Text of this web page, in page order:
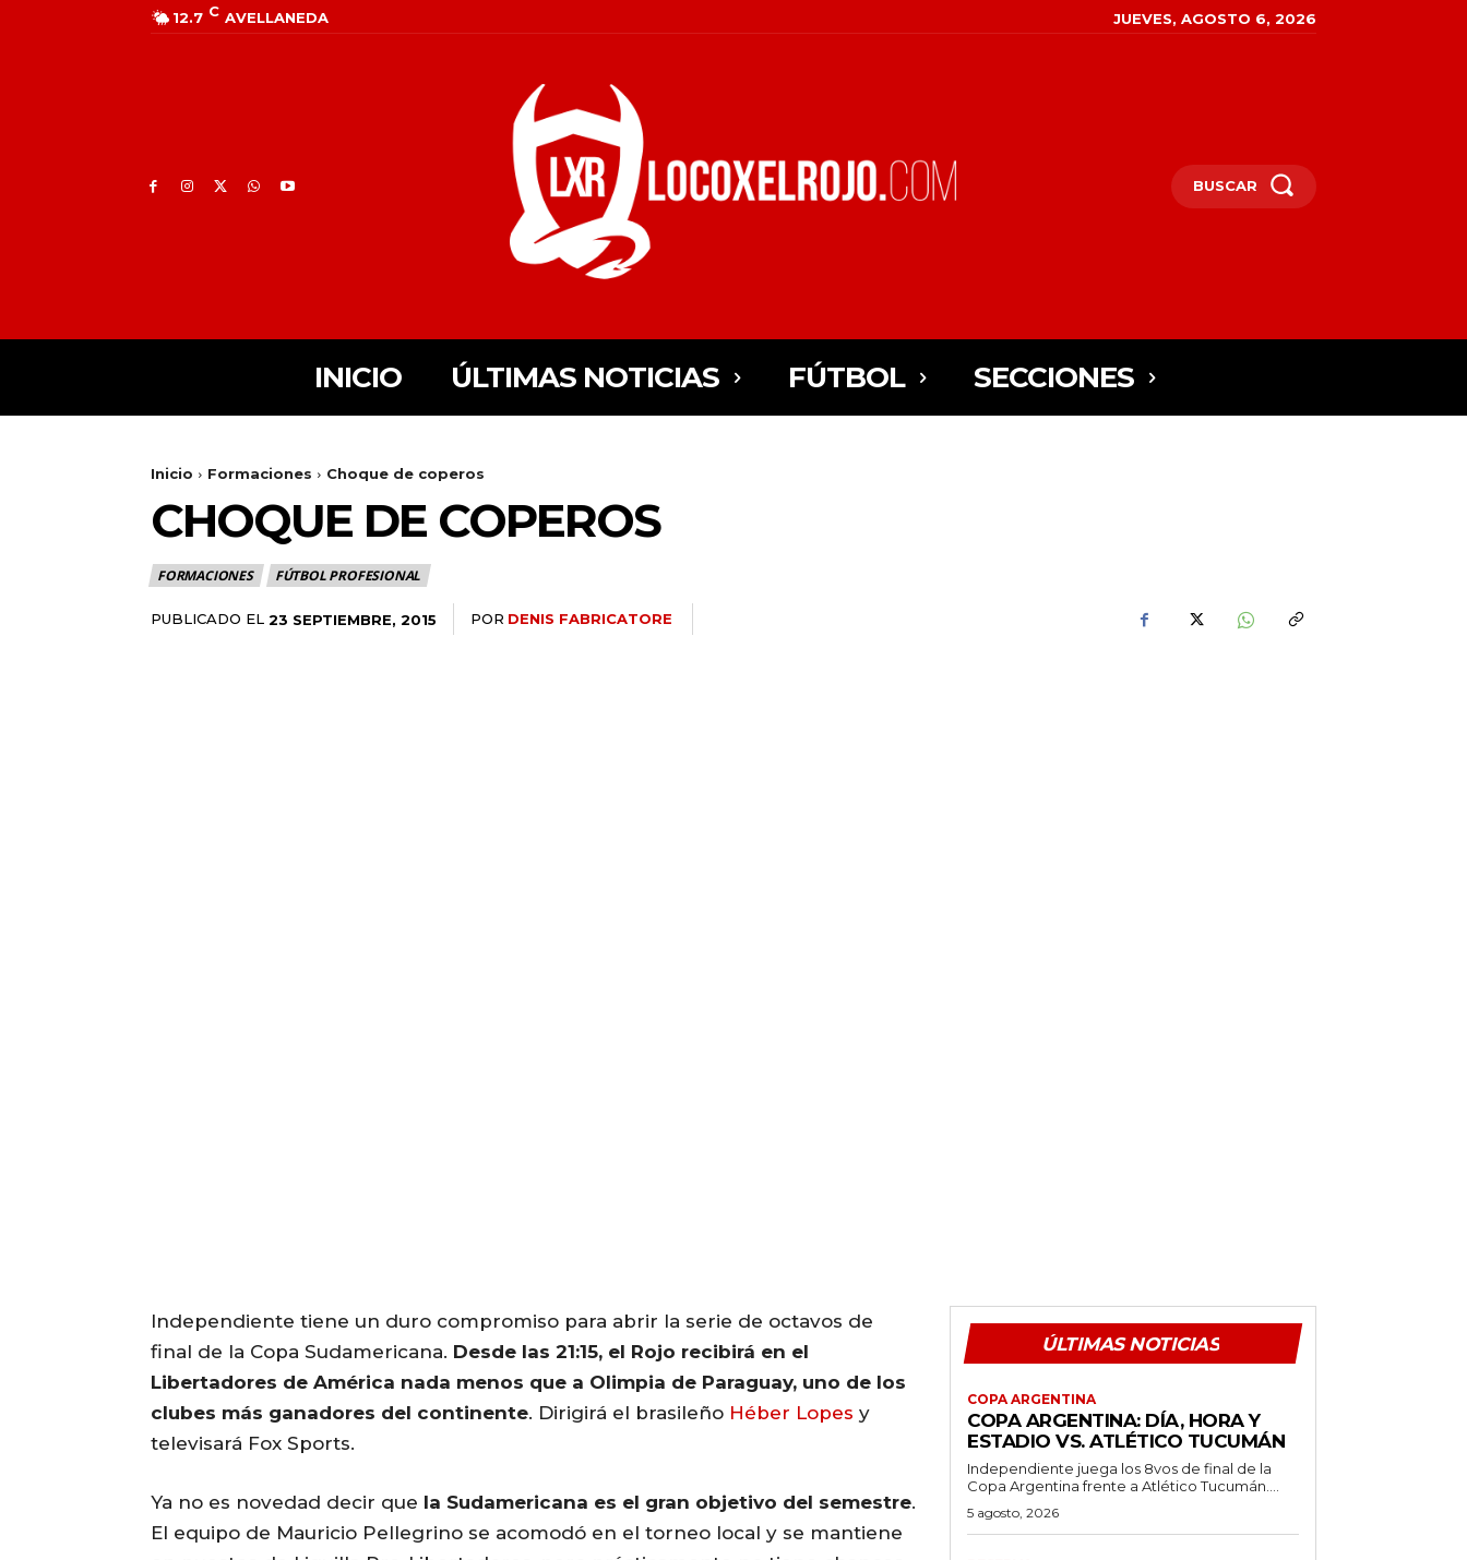
12.7 C AVELLANEDA JUEVES, AGOSTO 6, 2026
BUSCAR
INICIO ÚLTIMAS NOTICIAS FÚTBOL SECCIONES
Inicio Formaciones Choque de coperos
CHOQUE DE COPEROS
FORMACIONES FÚTBOL PROFESIONAL
PUBLICADO EL 23 SEPTIEMBRE, 2015 POR DENIS FABRICATORE
Independiente tiene un duro compromiso para abrir la serie de octavos de
final de la Copa Sudamericana. Desde las 21:15, el Rojo recibirá en el
Libertadores de América nada menos que a Olimpia de Paraguay, uno de los
clubes más ganadores del continente. Dirigirá el brasileño Héber Lopes y
televisará Fox Sports.
Ya no es novedad decir que la Sudamericana es el gran objetivo del semestre.
El equipo de Mauricio Pellegrino se acomodó en el torneo local y se mantiene
ÚLTIMAS NOTICIAS
COPA ARGENTINA
COPA ARGENTINA: DÍA, HORA Y
ESTADIO VS. ATLÉTICO TUCUMÁN
Independiente juega los 8vos de final de la
Copa Argentina frente a Atlético Tucumán....
5 agosto, 2026